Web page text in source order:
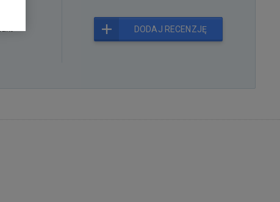
DODAJ RECENZJĘ